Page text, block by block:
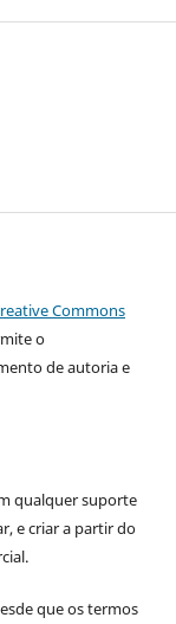
Commons
o
de autoria e
qualquer suporte
e criar a partir do
que os termos